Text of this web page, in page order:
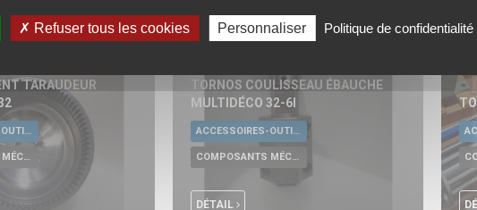
Refuser tous les cookies Personnaliser Politique de confidentialité
TARAUDEUR
ACCESSOIRES-OUTILLAGE UNIVERSELS
COMPOSANTS MÉCANIQUES
TORNOS COULISSEAU ÉBAUCHE
MULTIDÉCO 32-6I
ACCESSOIRES-OUTILLAGE UNIVERSELS
COMPOSANTS MÉCANIQUES
DÉTAIL